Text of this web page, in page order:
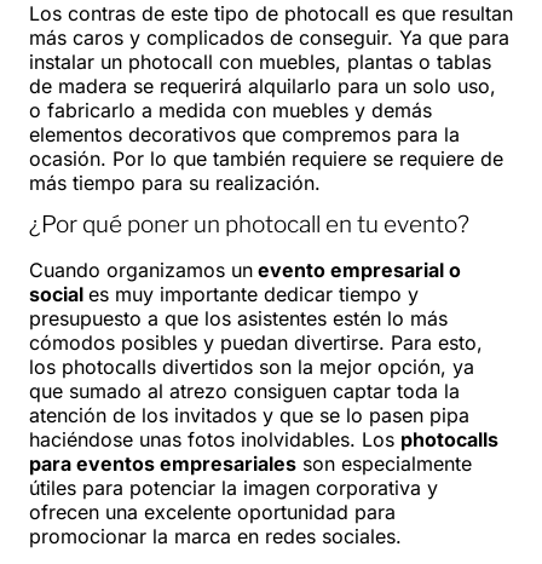
Los contras de este tipo de photocall es que resultan
más caros y complicados de conseguir. Ya que para
instalar un photocall con muebles, plantas o tablas
de madera se requerirá alquilarlo para un solo uso,
o fabricarlo a medida con muebles y demás
elementos decorativos que compremos para la
ocasión. Por lo que también requiere se requiere de
más tiempo para su realización.
¿Por qué poner un photocall en tu evento?
Cuando organizamos un evento empresarial o
social es muy importante dedicar tiempo y
presupuesto a que los asistentes estén lo más
cómodos posibles y puedan divertirse. Para esto,
los photocalls divertidos son la mejor opción, ya
que sumado al atrezo consiguen captar toda la
atención de los invitados y que se lo pasen pipa
haciéndose unas fotos inolvidables. Los photocalls
para eventos empresariales son especialmente
útiles para potenciar la imagen corporativa y
ofrecen una excelente oportunidad para
promocionar la marca en redes sociales.